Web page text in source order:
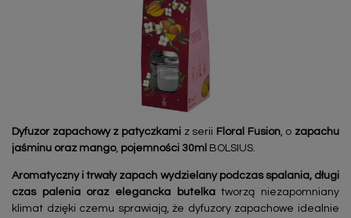
Dyfuzor zapachowy z patyczkami z serii Floral Fusion, o zapachu
jaśminu oraz mango, pojemności 30ml BOLSIUS.
Aromatyczny i trwały zapach wydzielany podczas spalania, długi
czas palenia oraz elegancka butelkatworzą niezapomniany
klimat dzięki czemu sprawiają, że dyfuzory zapachowe idealnie